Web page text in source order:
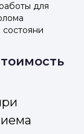
для
состояни